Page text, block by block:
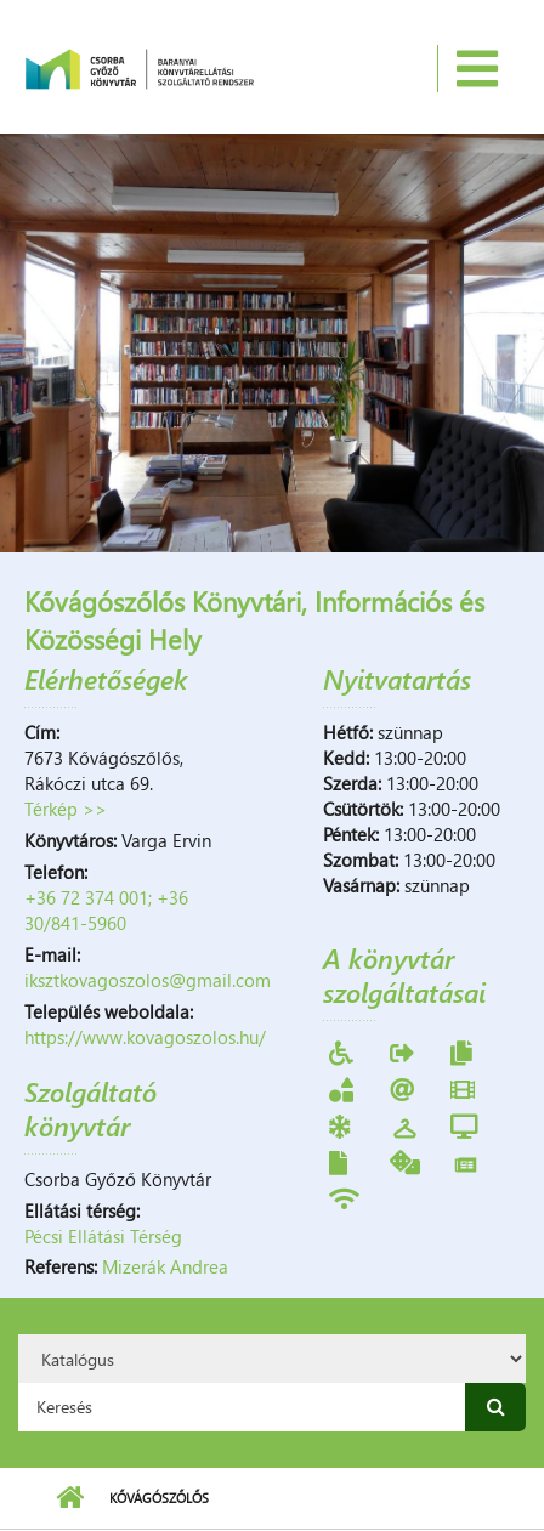
Kővágószőlős Könyvtári, Információs és
Közösségi Hely
Elérhetőségek
Cím:
7673 Kővágószőlős,
Rákóczi utca 69.
Térkép >>
Könyvtáros: Varga Ervin
Telefon:
+36 72 374 001; +36
30/841-5960
E-mail:
iksztkovagoszolos@gmail.com
Település weboldala:
https://www.kovagoszolos.hu/
Szolgáltató
könyvtár
Csorba Győző Könyvtár
Ellátási térség:
Pécsi Ellátási Térség
Referens: Mizerák Andrea
Nyitvatartás
Hétfő: szünnap
Kedd: 13:00-20:00
Szerda: 13:00-20:00
Csütörtök: 13:00-20:00
Péntek: 13:00-20:00
Szombat: 13:00-20:00
Vasárnap: szünnap
A könyvtár
szolgáltatásai
Option:
Keresés űrlap
KŐVÁGÓSZŐLŐS